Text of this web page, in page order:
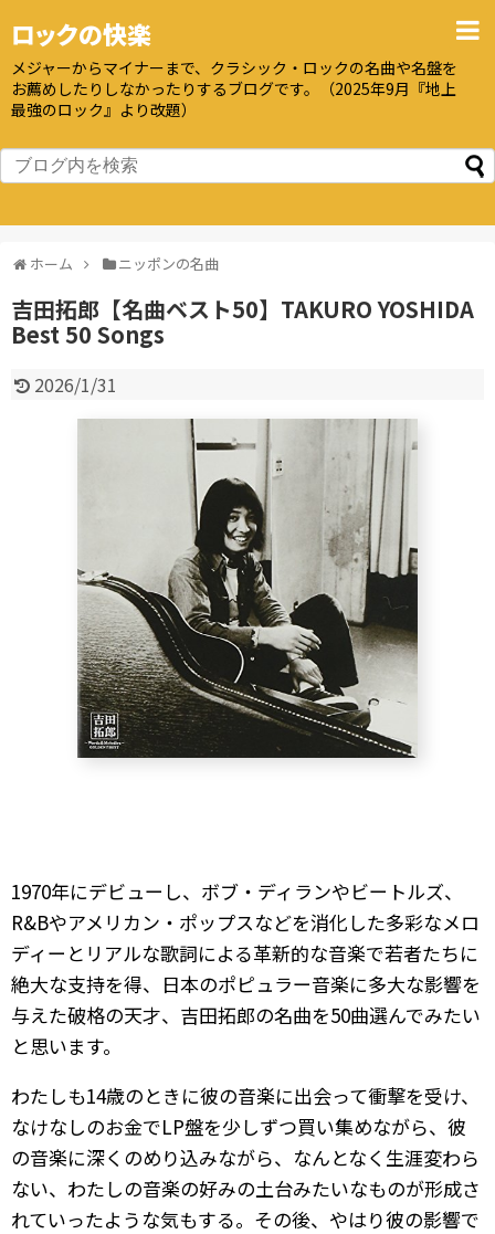
ロックの快楽
メジャーからマイナーまで、クラシック・ロックの名曲や名盤を
お薦めしたりしなかったりするブログです。（2025年9月『地上
最強のロック』より改題）
ホーム ニッポンの名曲
吉田拓郎【名曲ベスト50】TAKURO YOSHIDA
Best 50 Songs
2026/1/31
1970年にデビューし、ボブ・ディランやビートルズ、
R&Bやアメリカン・ポップスなどを消化した多彩なメロ
ディーとリアルな歌詞による革新的な音楽で若者たちに
絶大な支持を得、日本のポピュラー音楽に多大な影響を
与えた破格の天才、吉田拓郎の名曲を50曲選んでみたい
と思います。
わたしも14歳のときに彼の音楽に出会って衝撃を受け、
なけなしのお金でLP盤を少しずつ買い集めながら、彼
の音楽に深くのめり込みながら、なんとなく生涯変わら
ない、わたしの音楽の好みの土台みたいなものが形成さ
れていったような気もする。その後、やはり彼の影響で